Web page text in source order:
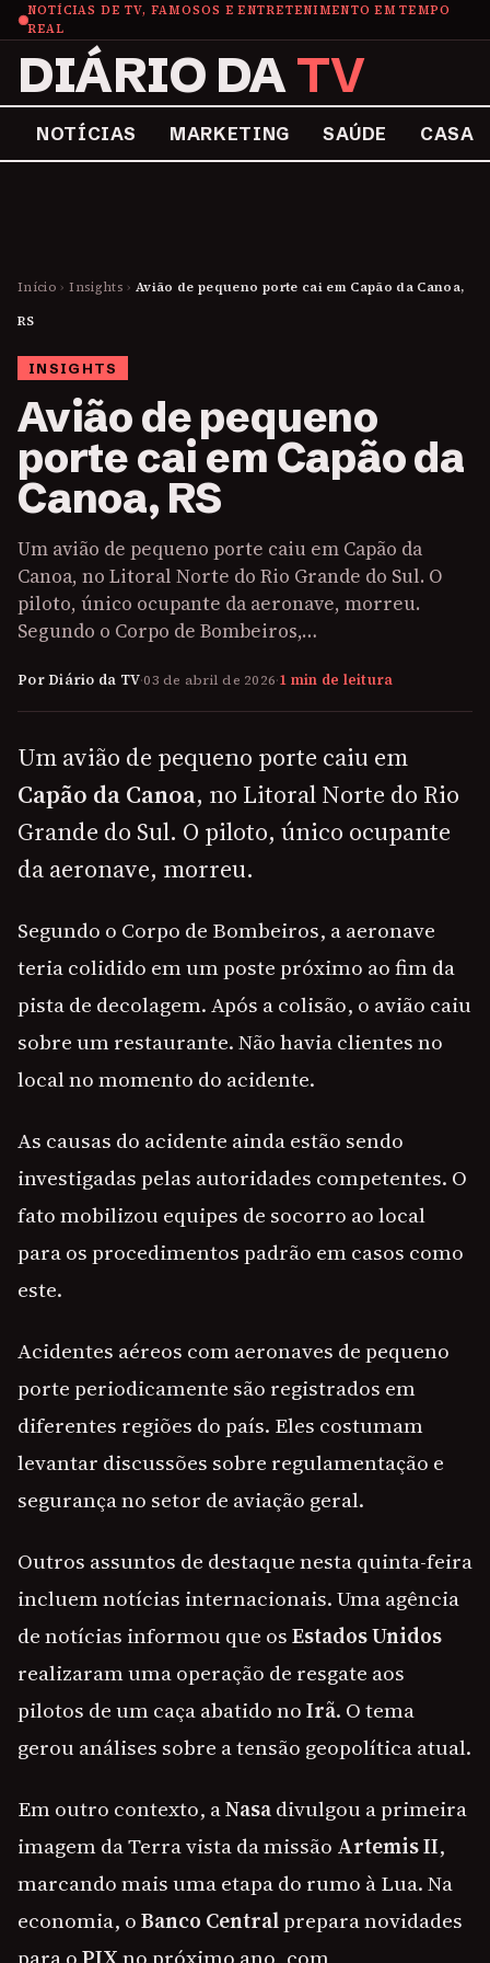
NOTÍCIAS DE TV, FAMOSOS E ENTRETENIMENTO EM TEMPO
REAL
DIÁRIO DATV
NOTÍCIAS MARKETING SAÚDE CASA
Início › Insights › Avião de pequeno porte cai em Capão da Canoa,
RS
INSIGHTS
Avião de pequeno
porte cai em Capão da
Canoa, RS
Um avião de pequeno porte caiu em Capão da
Canoa, no Litoral Norte do Rio Grande do Sul. O
piloto, único ocupante da aeronave, morreu.
Segundo o Corpo de Bombeiros,…
Por Diário da TV·03 de abril de 2026·1 min de leitura
Um avião de pequeno porte caiu em
Capão da Canoa, no Litoral Norte do Rio
Grande do Sul. O piloto, único ocupante
da aeronave, morreu.
Segundo o Corpo de Bombeiros, a aeronave
teria colidido em um poste próximo ao fim da
pista de decolagem. Após a colisão, o avião caiu
sobre um restaurante. Não havia clientes no
local no momento do acidente.
As causas do acidente ainda estão sendo
investigadas pelas autoridades competentes. O
fato mobilizou equipes de socorro ao local
para os procedimentos padrão em casos como
este.
Acidentes aéreos com aeronaves de pequeno
porte periodicamente são registrados em
diferentes regiões do país. Eles costumam
levantar discussões sobre regulamentação e
segurança no setor de aviação geral.
Outros assuntos de destaque nesta quinta-feira
incluem notícias internacionais. Uma agência
de notícias informou que osEstados Unidos
realizaram uma operação de resgate aos
pilotos de um caça abatido noIrã. O tema
gerou análises sobre a tensão geopolítica atual.
Em outro contexto, aNasadivulgou a primeira
imagem da Terra vista da missão Artemis II,
marcando mais uma etapa do rumo à Lua. Na
economia, oBanco Centralprepara novidades